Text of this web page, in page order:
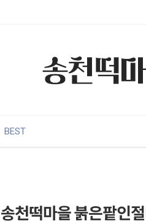
BEST
송천떡마을 붉은팥인